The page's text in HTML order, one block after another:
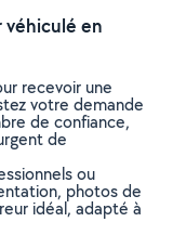
véhiculé en
recevoir une
votre demande
de confiance,
de
ou
photos de
idéal, adapté à